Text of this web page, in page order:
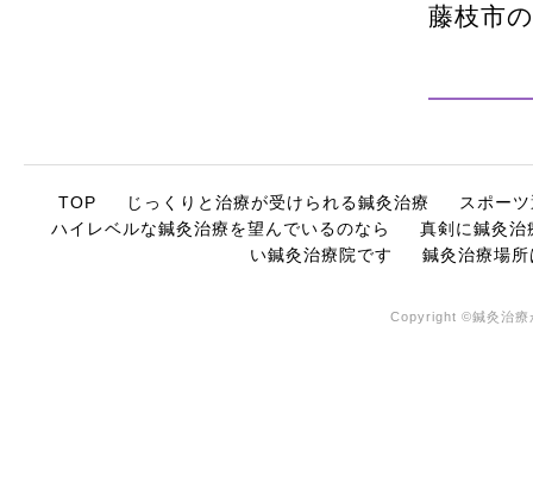
藤枝市
TOP じっくりと治療が受けられる鍼灸治療
スポー
ハイレベルな鍼灸治療を望んでいるのなら
真剣に鍼灸治
い鍼灸治療院です
鍼灸治療場
Copyright ©鍼灸治